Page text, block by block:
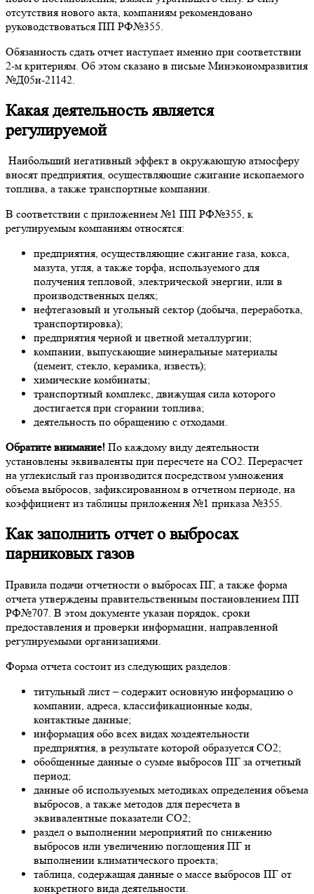
отсутствия нового акта, компаниям рекомендовано
руководствоваться ПП РФ№355.
Обязанность сдать отчет наступает именно при соответствии
2-м критериям. Об этом сказано в письме Минэкономразвития
№Д05и-21142.
Какая деятельность является
регулируемой
Наибольший негативный эффект в окружающую атмосферу
вносят предприятия, осуществляющие сжигание ископаемого
топлива, а также транспортные компании.
В соответствии с приложением №1 ПП РФ№355, к
регулируемым компаниям относятся:
предприятия, осуществляющие сжигание газа, кокса,
мазута, угля, а также торфа, используемого для
получения тепловой, электрической энергии, или в
производственных целях;
нефтегазовый и угольный сектор (добыча, переработка,
транспортировка);
предприятия черной и цветной металлургии;
компании, выпускающие минеральные материалы
(цемент, стекло, керамика, известь);
химические комбинаты;
транспортный комплекс, движущая сила которого
достигается при сгорании топлива;
деятельность по обращению с отходами.
Обратите внимание! По каждому виду деятельности
установлены эквиваленты при пересчете на СО2. Перерасчет
на углекислый газ производится посредством умножения
объема выбросов, зафиксированном в отчетном периоде, на
коэффициент из таблицы приложения №1 приказа №355.
Как заполнить отчет о выбросах
парниковых газов
Правила подачи отчетности о выбросах ПГ, а также форма
отчета утверждены правительственным постановлением ПП
РФ№707. В этом документе указан порядок, сроки
предоставления и проверки информации, направленной
регулируемыми организациями.
Форма отчета состоит из следующих разделов:
титульный лист – содержит основную информацию о
компании, адреса, классификационные коды,
контактные данные;
информация обо всех видах хоздеятельности
предприятия, в результате которой образуется СО2;
обобщенные данные о сумме выбросов ПГ за отчетный
период;
данные об используемых методиках определения объема
выбросов, а также методов для пересчета в
эквивалентные показатели СО2;
раздел о выполнении мероприятий по снижению
выбросов или увеличению поглощения ПГ и
выполнении климатического проекта;
таблица, содержащая данные о массе выбросов ПГ от
конкретного вида деятельности.